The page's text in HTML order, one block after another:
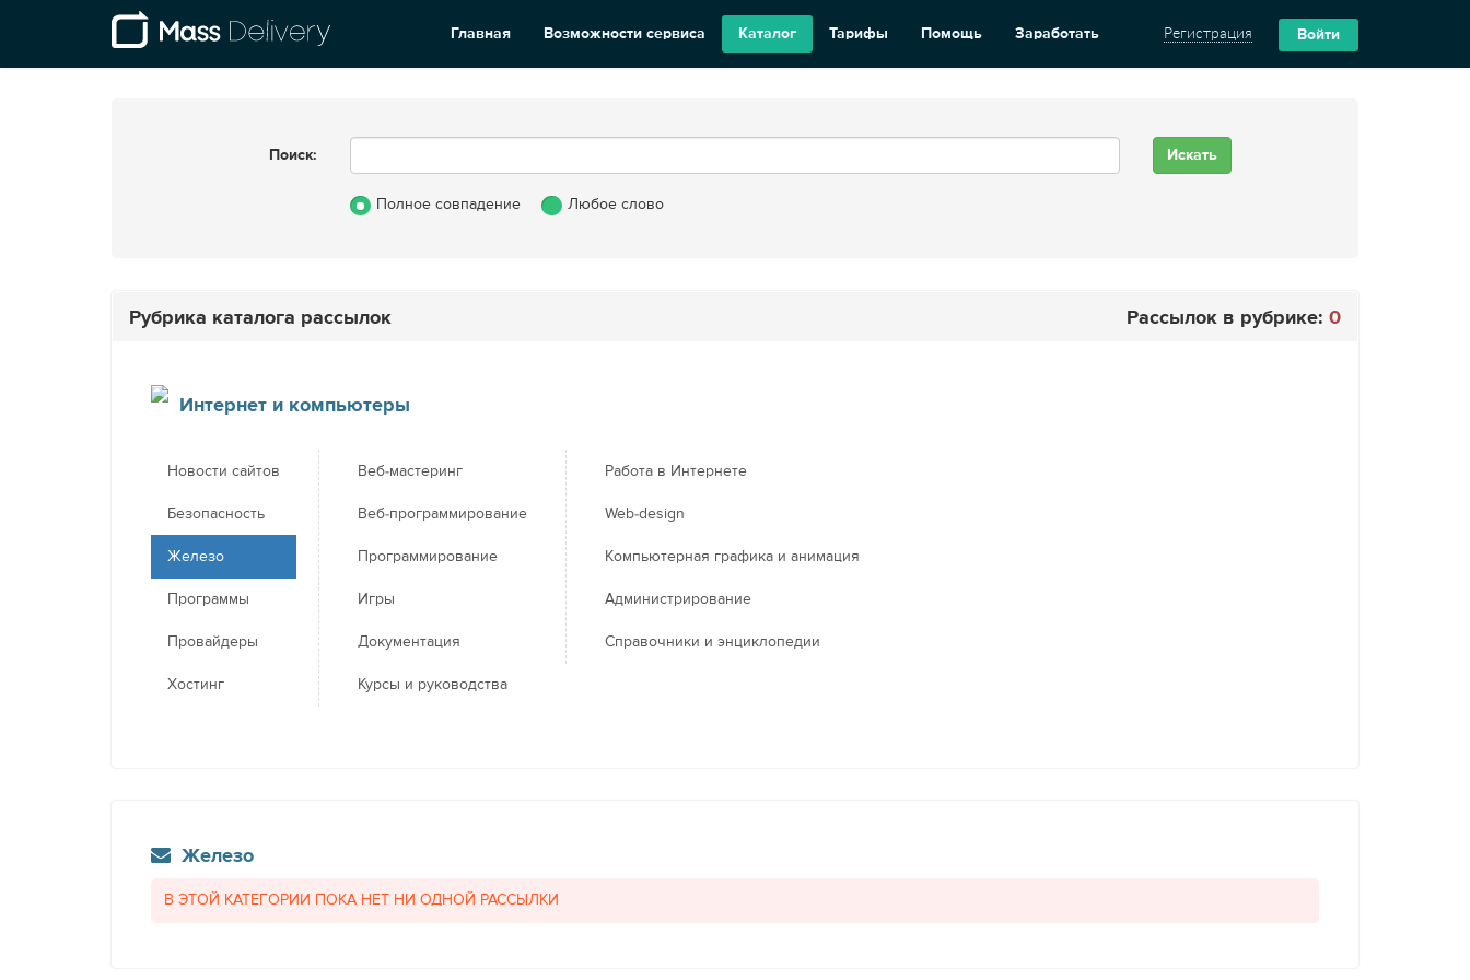
Главная Возможности сервиса Каталог Тарифы Помощь Заработать Регистрация Войти
Поиск:
Полное совпадение Любое слово
Рубрика каталога рассылок Рассылок в рубрике: 0
Интернет и компьютеры
Новости сайтов
Безопасность
Железо
Программы
Провайдеры
Хостинг
Веб-мастеринг
Веб-программирование
Программирование
Игры
Документация
Курсы и руководства
Работа в Интернете
Web-design
Компьютерная графика и анимация
Администрирование
Справочники и энциклопедии
Железо
В ЭТОЙ КАТЕГОРИИ ПОКА НЕТ НИ ОДНОЙ РАССЫЛКИ